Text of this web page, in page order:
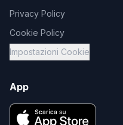
Privacy Policy
Cookie Policy
Impostazioni Cookie
App